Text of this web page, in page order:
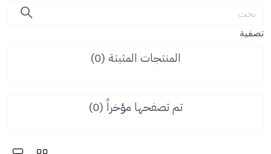
تصفية
المنتجات المثبتة 0
تم تصفحها مؤخراً 0